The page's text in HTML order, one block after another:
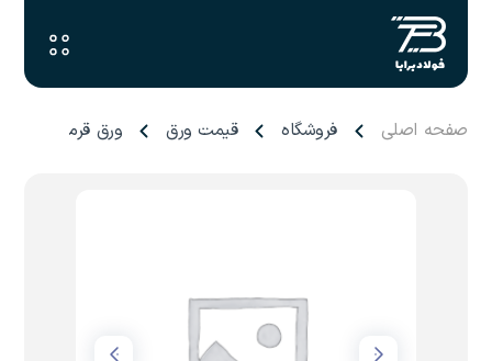
صفحه اصلی فروشگاه قیمت ورق ورق قرمز فولاد